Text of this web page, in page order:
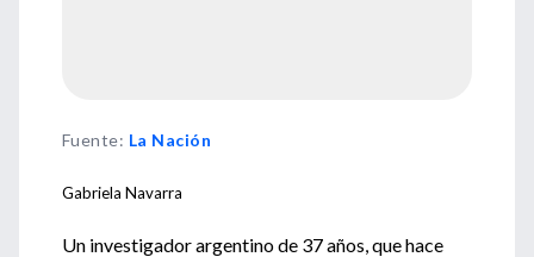
Fuente: La Nación
Gabriela Navarra
Un investigador argentino de 37 años, que hace